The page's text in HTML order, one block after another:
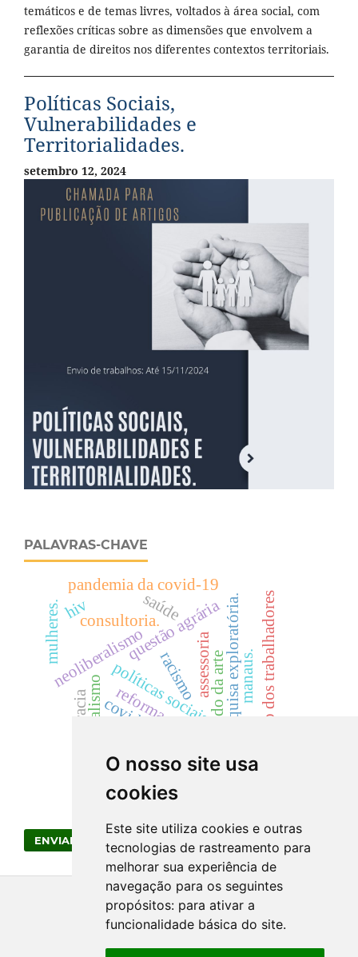
O nosso site usa
cookies
Este site utiliza cookies e outras
tecnologias de rastreamento para
melhorar sua experiência de
navegação para os seguintes
propósitos: para ativar a
funcionalidade básica do site.
temáticos e de temas livres, voltados à área social, com
reflexões críticas sobre as dimensões que envolvem a
garantia de direitos nos diferentes contextos territoriais.
Políticas Sociais,
Vulnerabilidades e
Territorialidades.
setembro 12, 2024
PALAVRAS-CHAVE
políticas sociaisestado da arte
neoliberalismoquestão agrária
capitalismoreforma agrária
litoral paranaense
pesquisa exploratória.
assessoria
pandemia da covid-19
consultoria.
mulheres.
democracia partido dos trabalhadores
racismo
covid19
saúde
hiv
manaus.
ENVIAR SUBMISSÃO